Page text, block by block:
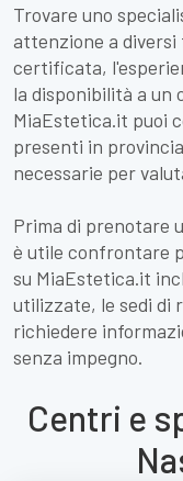
Trovare uno
attenzione a
certificata,
la disponibilità a un
MiaEstetica.it puoi
presenti in
necessarie per
Prima di prenotare
è utile confrontare
su MiaEstetica.it
utilizzate, le sedi di
richiedere
senza impegno.
Centri e